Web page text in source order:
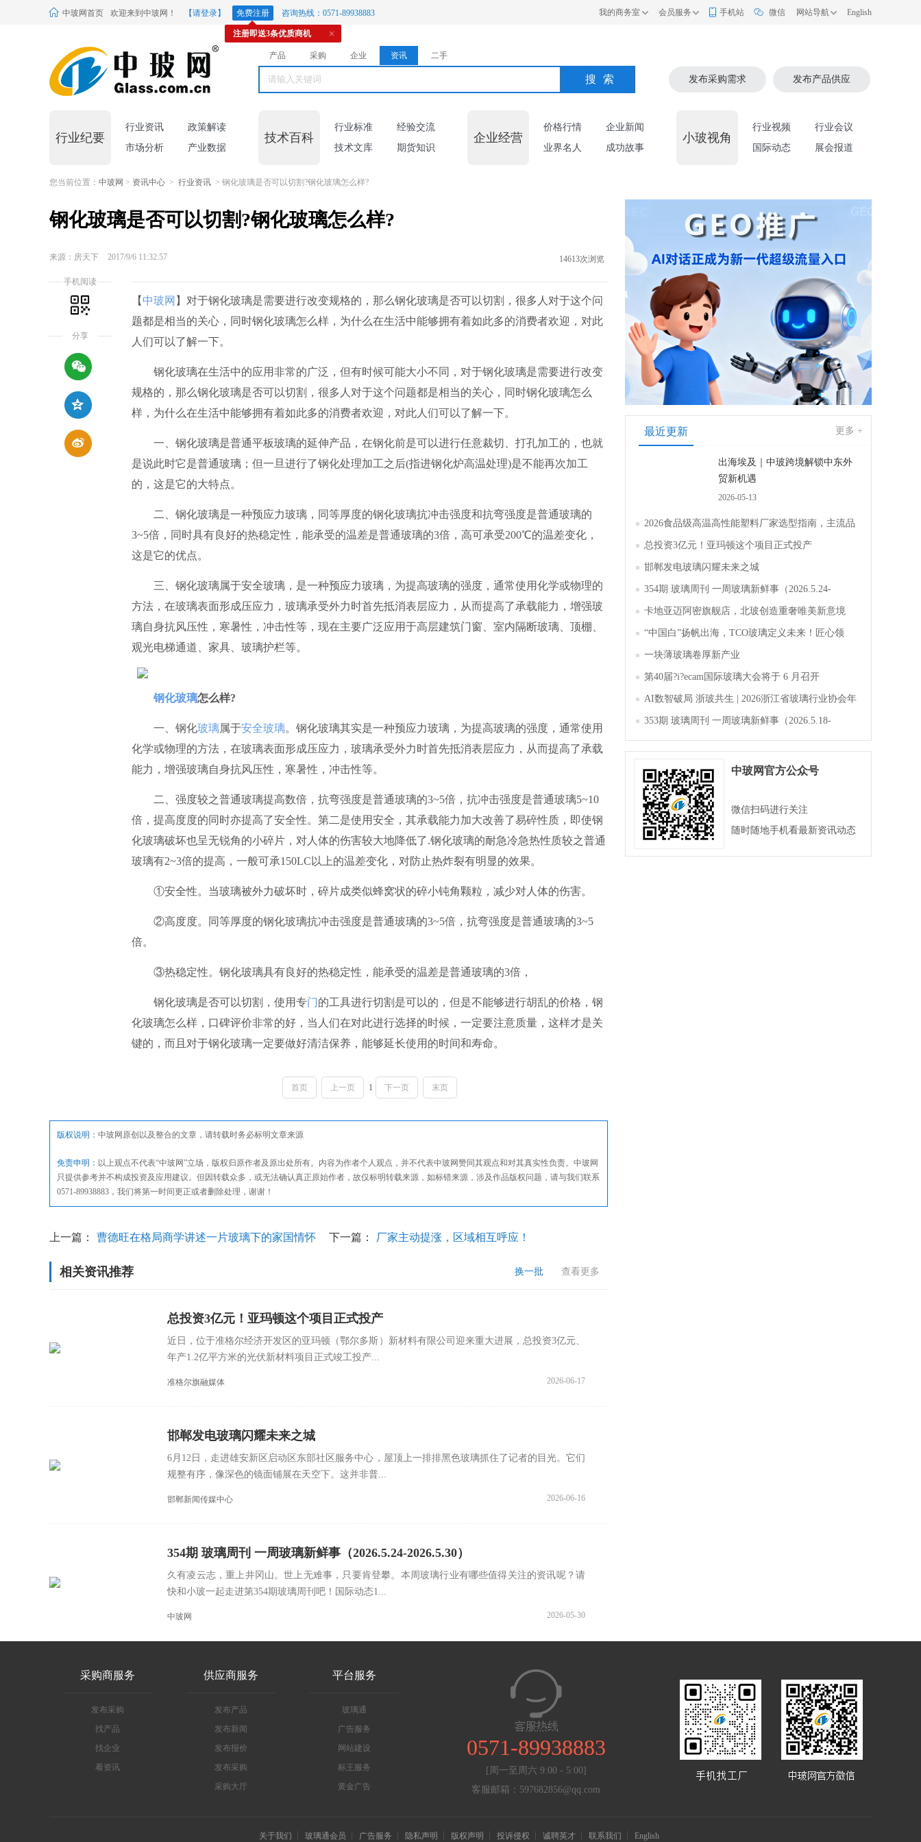
中玻网首页 欢迎来到中玻网！ 【请登录】 免费注册 咨询热线：0571-89938883
注册即送3条优质商机
我的商务室 会员服务 手机站 微信 网站导航 English
产品 采购 企业 资讯 二手
搜索 发布采购需求 发布产品供应
行业纪要
行业资讯
政策解读
市场分析
产业数据
技术百科
行业标准
经验交流
技术文库
期货知识
企业经营
价格行情
企业新闻
业界名人
成功故事
小玻视角
行业视频
行业会议
国际动态
展会报道
您当前位置： 中玻网 > 资讯中心 > 行业资讯 > 钢化玻璃是否可以切割?钢化玻璃怎么样?
最近更新 更多 +
出海埃及｜中玻跨境解锁中东外
贸新机遇
2026-05-13
2026食品级高温高性能塑料厂家选型指南，主流品
牌全面解析评测
总投资3亿元！亚玛顿这个项目正式投产
邯郸发电玻璃闪耀未来之城
354期 玻璃周刊 一周玻璃新鲜事（2026.5.24-
2026.5.30）
卡地亚迈阿密旗舰店，北玻创造重奢唯美新意境
“中国白”扬帆出海，TCO玻璃定义未来！匠心领
航，淄博新材料产业聚势成峰
一块薄玻璃卷厚新产业
第40届?i?ecam国际玻璃大会将于 6 月召开
AI数智破局 浙玻共生 | 2026浙江省玻璃行业协会年
会暨第四届四次会员大会成功举办
353期 玻璃周刊 一周玻璃新鲜事（2026.5.18-
2026.5.23）
中玻网官方公众号
微信扫码进行关注
随时随地手机看最新资讯动态
手机阅读
分享
钢化玻璃是否可以切割?钢化玻璃怎么样?
来源：房天下 2017/9/6 11:32:57 14613次浏览
【 中玻网 】对于钢化玻璃是需要进行改变规格的，那么钢化玻璃是否可以切割，很多人对于这个问
题都是相当的关心，同时钢化玻璃怎么样，为什么在生活中能够拥有着如此多的消费者欢迎，对此
人们可以了解一下。
钢化玻璃在生活中的应用非常的广泛，但有时候可能大小不同，对于钢化玻璃是需要进行改变
规格的，那么钢化玻璃是否可以切割，很多人对于这个问题都是相当的关心，同时钢化玻璃怎么
样，为什么在生活中能够拥有着如此多的消费者欢迎，对此人们可以了解一下。
一、钢化玻璃是普通平板玻璃的延伸产品，在钢化前是可以进行任意裁切、打孔加工的，也就
是说此时它是普通玻璃；但一旦进行了钢化处理加工之后(指进钢化炉高温处理)是不能再次加工
的，这是它的大特点。
二、钢化玻璃是一种预应力玻璃，同等厚度的钢化玻璃抗冲击强度和抗弯强度是普通玻璃的
3~5倍，同时具有良好的热稳定性，能承受的温差是普通玻璃的3倍，高可承受200℃的温差变化，
这是它的优点。
三、钢化玻璃属于安全玻璃，是一种预应力玻璃，为提高玻璃的强度，通常使用化学或物理的
方法，在玻璃表面形成压应力，玻璃承受外力时首先抵消表层应力，从而提高了承载能力，增强玻
璃自身抗风压性，寒暑性，冲击性等，现在主要广泛应用于高层建筑门窗、室内隔断玻璃、顶棚、
观光电梯通道、家具、玻璃护栏等。
钢化玻璃怎么样?
一、钢化玻璃属于安全玻璃。钢化玻璃其实是一种预应力玻璃，为提高玻璃的强度，通常使用
化学或物理的方法，在玻璃表面形成压应力，玻璃承受外力时首先抵消表层应力，从而提高了承载
能力，增强玻璃自身抗风压性，寒暑性，冲击性等。
二、强度较之普通玻璃提高数倍，抗弯强度是普通玻璃的3~5倍，抗冲击强度是普通玻璃5~10
倍，提高度度的同时亦提高了安全性。第二是使用安全，其承载能力加大改善了易碎性质，即使钢
化玻璃破坏也呈无锐角的小碎片，对人体的伤害较大地降低了.钢化玻璃的耐急冷急热性质较之普通
玻璃有2~3倍的提高，一般可承150LC以上的温差变化，对防止热炸裂有明显的效果。
①安全性。当玻璃被外力破坏时，碎片成类似蜂窝状的碎小钝角颗粒，减少对人体的伤害。
②高度度。同等厚度的钢化玻璃抗冲击强度是普通玻璃的3~5倍，抗弯强度是普通玻璃的3~5
倍。
③热稳定性。钢化玻璃具有良好的热稳定性，能承受的温差是普通玻璃的3倍，
钢化玻璃是否可以切割，使用专门的工具进行切割是可以的，但是不能够进行胡乱的价格，钢
化玻璃怎么样，口碑评价非常的好，当人们在对此进行选择的时候，一定要注意质量，这样才是关
键的，而且对于钢化玻璃一定要做好清洁保养，能够延长使用的时间和寿命。
首页 上一页 1 下一页 末页
版权说明： 中玻网原创以及整合的文章，请转载时务必标明文章来源
免责申明： 以上观点不代表“中玻网”立场，版权归原作者及原出处所有。内容为作者个人观点，并不代表中玻网赞同其观点和对其真实性负责。中玻网
只提供参考并不构成投资及应用建议。但因转载众多，或无法确认真正原始作者，故仅标明转载来源，如标错来源，涉及作品版权问题，请与我们联系
0571-89938883，我们将第一时间更正或者删除处理，谢谢！
上一篇： 曹德旺在格局商学讲述一片玻璃下的家国情怀 下一篇： 厂家主动提涨，区域相互呼应！
相关资讯推荐 查看更多
换一批
总投资3亿元！亚玛顿这个项目正式投产
近日，位于准格尔经济开发区的亚玛顿（鄂尔多斯）新材料有限公司迎来重大进展，总投资3亿元、
年产1.2亿平方米的光伏新材料项目正式竣工投产...
准格尔旗融媒体 2026-06-17
邯郸发电玻璃闪耀未来之城
6月12日，走进雄安新区启动区东部社区服务中心，屋顶上一排排黑色玻璃抓住了记者的目光。它们
规整有序，像深色的镜面铺展在天空下。这并非普...
邯郸新闻传媒中心 2026-06-16
354期 玻璃周刊 一周玻璃新鲜事（2026.5.24-2026.5.30）
久有凌云志，重上井冈山。世上无难事，只要肯登攀。本周玻璃行业有哪些值得关注的资讯呢？请
快和小玻一起走进第354期玻璃周刊吧！国际动态1...
中玻网 2026-05-30
采购商服务
发布采购
找产品
找企业
看资讯
供应商服务
发布产品
发布新闻
发布报价
发布采购
采购大厅
平台服务
玻璃通
广告服务
网站建设
标王服务
黄金广告
0571-89938883
[周一至周六 9:00 - 5:00]
客服邮箱：597682856@qq.com
关于我们 玻璃通会员 广告服务 隐私声明 版权声明 投诉侵权 诚聘英才 联系我们 English